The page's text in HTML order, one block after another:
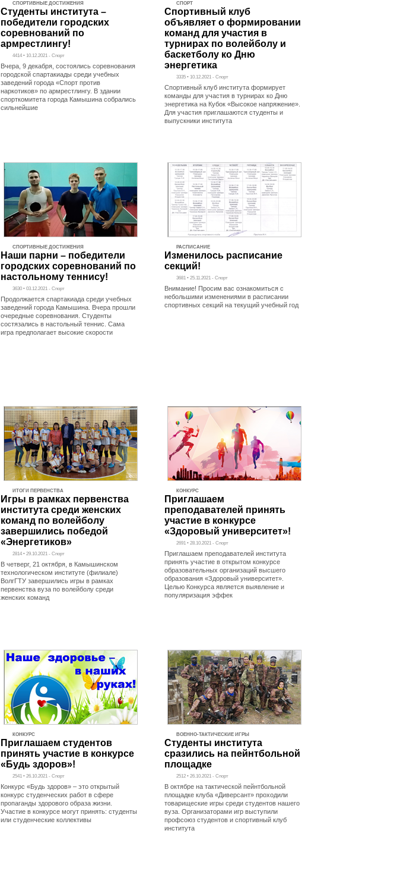
СПОРТИВНЫЕ ДОСТИЖЕНИЯ
Студенты института –
победители городских
соревнований по
армрестлингу!
4414 • 10.12.2021 - Спорт
Вчера, 9 декабря, состоялись соревнования
городской спартакиады среди учебных
заведений города «Спорт против
наркотиков» по армрестлингу. В здании
спорткомитета города Камышина собрались
сильнейшие
СПОРТ
Спортивный клуб
объявляет о формировании
команд для участия в
турнирах по волейболу и
баскетболу ко Дню
энергетика
3335 • 10.12.2021 - Спорт
Спортивный клуб института формирует
команды для участия в турнирах ко Дню
энергетика на Кубок «Высокое напряжение».
Для участия приглашаются студенты и
выпускники института
СПОРТИВНЫЕ ДОСТИЖЕНИЯ
Наши парни – победители
городских соревнований по
настольному теннису!
3630 • 03.12.2021 - Спорт
Продолжается спартакиада среди учебных
заведений города Камышина. Вчера прошли
очередные соревнования. Студенты
состязались в настольный теннис. Сама
игра предполагает высокие скорости
РАСПИСАНИЕ
Изменилось расписание
секций!
3681 • 25.11.2021 - Спорт
Внимание! Просим вас ознакомиться с
небольшими изменениями в расписании
спортивных секций на текущий учебный год
ИТОГИ ПЕРВЕНСТВА
Игры в рамках первенства
института среди женских
команд по волейболу
завершились победой
«Энергетиков»
2814 • 29.10.2021 - Спорт
В четверг, 21 октября, в Камышинском
технологическом институте (филиале)
ВолгГТУ завершились игры в рамках
первенства вуза по волейболу среди
женских команд
КОНКУРС
Приглашаем
преподавателей принять
участие в конкурсе
«Здоровый университет»!
2691 • 28.10.2021 - Спорт
Приглашаем преподавателей института
принять участие в открытом конкурсе
образовательных организаций высшего
образования «Здоровый университет».
Целью Конкурса является выявление и
популяризация эффек
КОНКУРС
Приглашаем студентов
принять участие в конкурсе
«Будь здоров»!
2541 • 26.10.2021 - Спорт
Конкурс «Будь здоров» – это открытый
конкурс студенческих работ в сфере
пропаганды здорового образа жизни.
Участие в конкурсе могут принять: студенты
или студенческие коллективы
ВОЕННО-ТАКТИЧЕСКИЕ ИГРЫ
Студенты института
сразились на пейнтбольной
площадке
2512 • 26.10.2021 - Спорт
В октябре на тактической пейнтбольной
площадке клуба «Диверсант» проходили
товарищеские игры среди студентов нашего
вуза. Организаторами игр выступили
профсоюз студентов и спортивный клуб
института